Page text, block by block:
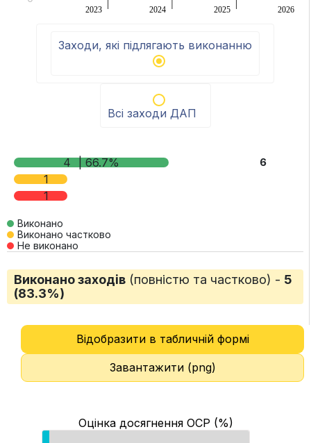
2023 2024 2025 2026
Заходи, які підлягають виконанню
Всі заходи ДАП
4
| 66.7%
1
1
6
Виконано
Виконано частково
Не виконано
Виконано заходів (повністю та частково) - 5
(83.3%)
Відобразити в табличній формі
Завантажити (png)
Оцінка досягнення ОСР (%)